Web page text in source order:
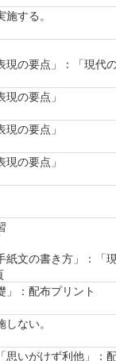
する。
現の要点」：「現代
の要点」
の要点」
の要点」
紙文の書き方」：「
」：配布プリント
ない。
思いがけず利他」：